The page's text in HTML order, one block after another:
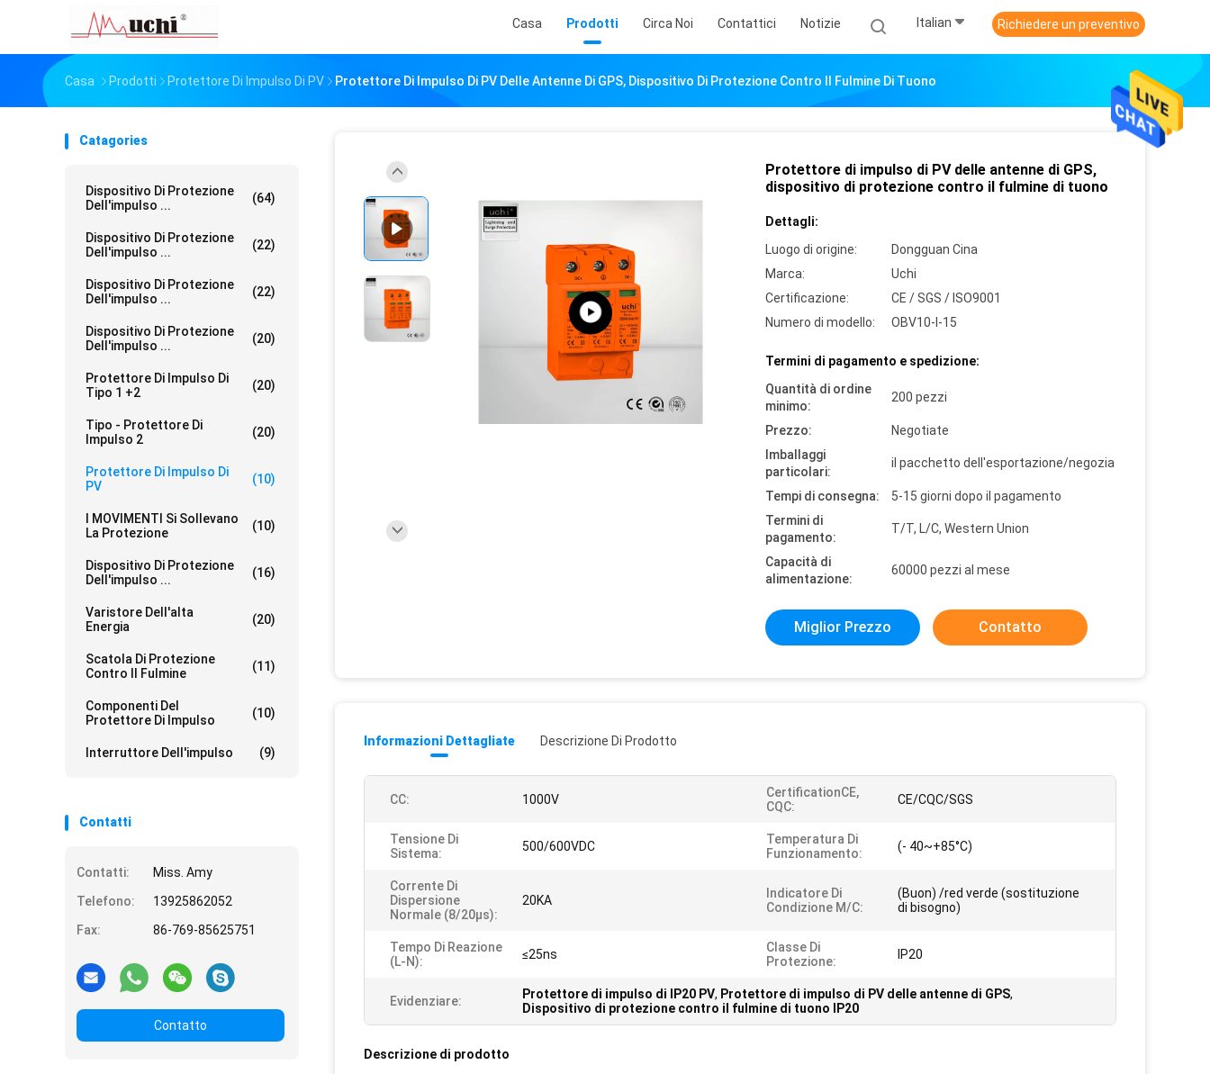
Casa Prodotti Circa Noi Contattici Notizie Italian Richiedere un preventivo
Casa Prodotti Protettore Di Impulso Di PV Protettore Di Impulso Di PV Delle Antenne Di GPS, Dispositivo Di Protezione Contro Il Fulmine Di Tuono
Catagories
Dispositivo Di Protezione
Dell'impulso ...
(64)
Dispositivo Di Protezione
Dell'impulso ...
(22)
Dispositivo Di Protezione
Dell'impulso ...
(22)
Dispositivo Di Protezione
Dell'impulso ...
(20)
Protettore Di Impulso Di
Tipo 1 +2
(20)
Tipo - Protettore Di
Impulso 2
(20)
Protettore Di Impulso Di
PV
(10)
I MOVIMENTI Si Sollevano
La Protezione
(10)
Dispositivo Di Protezione
Dell'impulso ...
(16)
Varistore Dell'alta
Energia
(20)
Scatola Di Protezione
Contro Il Fulmine
(11)
Componenti Del
Protettore Di Impulso
(10)
Interruttore Dell'impulso (9)
Contatti
Contatti:
Miss. Amy
Telefono:
13925862052
Fax:
86-769-85625751
Contatto
Protettore di impulso di PV delle antenne di GPS,
dispositivo di protezione contro il fulmine di tuono
Dettagli:
Luogo di origine:
Dongguan Cina
Marca:
Uchi
Certificazione:
CE / SGS / ISO9001
Numero di modello:
OBV10-I-15
Termini di pagamento e spedizione:
Quantità di ordine
minimo:
200 pezzi
Prezzo:
Negotiate
Imballaggi
particolari:
il pacchetto dell'esportazione/negozia
Tempi di consegna:
5-15 giorni dopo il pagamento
Termini di
pagamento:
T/T, L/C, Western Union
Capacità di
alimentazione:
60000 pezzi al mese
Miglior Prezzo Contatto
Informazioni Dettagliate Descrizione Di Prodotto
CC: 1000V
CertificationCE,
CQC:
CE/CQC/SGS
Tensione Di
Sistema:
500/600VDC
Temperatura Di
Funzionamento:
(- 40~+85°C)
Corrente Di
Dispersione
Normale (8/20μs):
20KA
Indicatore Di
Condizione M/c:
(Buon) /red verde (sostituzione
di bisogno)
Tempo Di Reazione
(L-N):
≤25ns
Classe Di
Protezione:
IP20
Evidenziare: Protettore di impulso di IP20 PV, Protettore di impulso di PV delle antenne di GPS,
Dispositivo di protezione contro il fulmine di tuono IP20
Descrizione di prodotto